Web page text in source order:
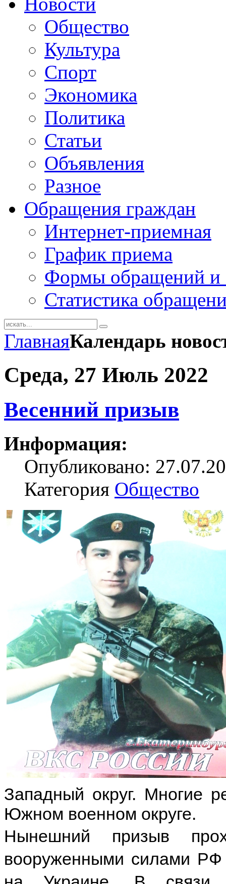
Общество
Культура
Спорт
Экономика
Политика
Статьи
Объявления
Разное
Обращения граждан
Интернет-приемная
График приема
Формы обращений и
Статистика
ГлавнаяКалендарь
Среда, 27 Июль 2022
Весенний призыв
Информация:
Опубликовано:
Категория Общество
Западный округ. Многие
Южном военном округе.
Нынешний призыв
вооруженными силами РФ